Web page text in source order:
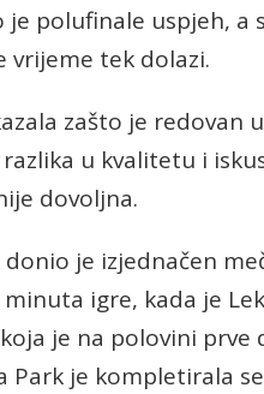
je polufinale uspjeh,
vrijeme tek dolazi.
zašto je redovan
u kvalitetu i
dovoljna.
je izjednačen
igre, kada je
je na polovini prve
Park je kompletirala